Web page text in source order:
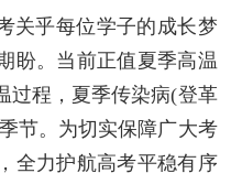
关乎每位学子的成长梦
盼。当前正值夏季高温
过程，夏季传染病(登革
节。为切实保障广大考
全力护航高考平稳有序